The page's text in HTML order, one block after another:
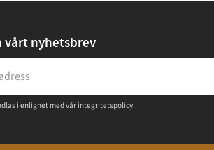
vårt nyhetsbrev
i enlighet med vårintegritetspolicy.